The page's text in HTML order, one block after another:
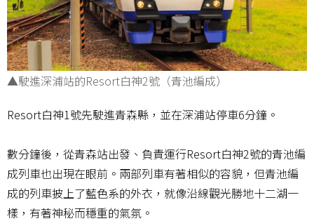
▲駛進深浦站的Resort白神2號（青池編成）
Resort白神1號先駛進青森縣，並在深浦站停車6分鐘。
數分鐘後，從青森站出發、負責運行Resort白神2號的青池編
成列車也出現在眼前。兩部列車有著相似的容貌，但青池編
成的列車披上了藍色系的外衣，就像沿線觀光勝地十二湖一
樣，有著神秘而穩重的氣氛。